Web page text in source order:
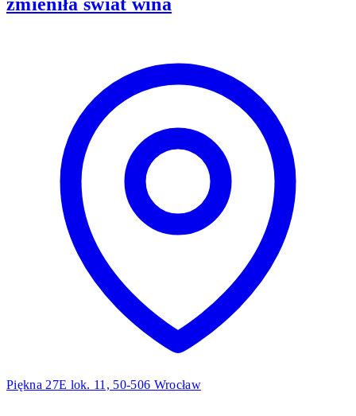
Piękna 27E lok. 11, 50-506 Wrocław